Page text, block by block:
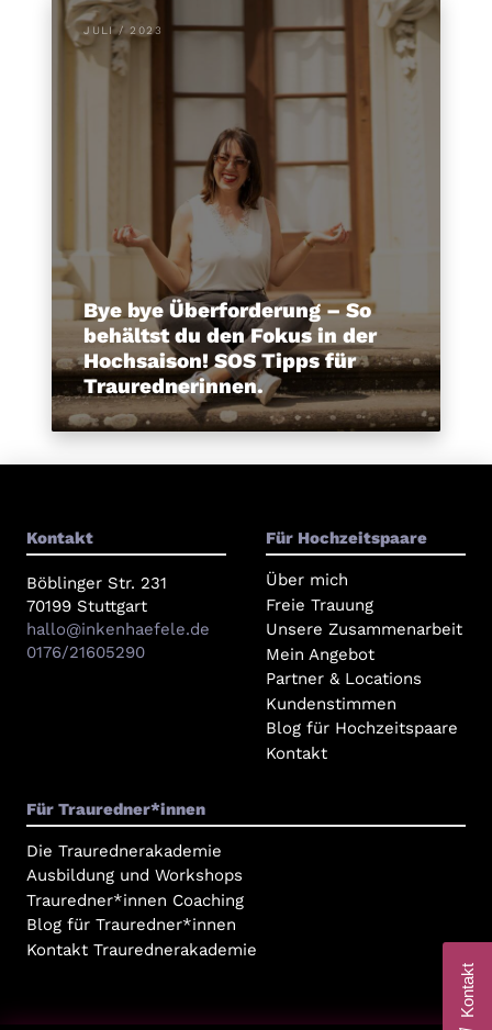
JULI / 2023
Bye bye Überforderung – So
behältst du den Fokus in der
Hochsaison! SOS Tipps für
Traurednerinnen.
Kontakt
Böblinger Str. 231
70199 Stuttgart
hallo@inkenhaefele.de
0176/21605290
Für Hochzeitspaare
Über mich
Freie Trauung
Unsere Zusammenarbeit
Mein Angebot
Partner & Locations
Kundenstimmen
Blog für Hochzeitspaare
Kontakt
Für Trauredner*innen
Die Traurednerakademie
Ausbildung und Workshops
Trauredner*innen Coaching
Blog für Trauredner*innen
Kontakt Traurednerakademie
Kontakt